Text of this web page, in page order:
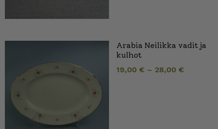
Arabia Neilikka vadit ja
kulhot
19,00 € – 28,00 €